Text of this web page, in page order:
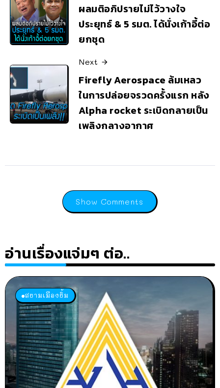
ผลมติอภิปรายไม่ไว้วางใจ
ประยุทธ์ & 5 รมต. ได้นั่งเก้าอี้ต่อ
ยกชุด
Next
Firefly Aerospace ล้มเหลว
ในการปล่อยจรวดครั้งแรก หลัง
Alpha rocket ระเบิดกลายเป็น
เพลิงกลางอากาศ
Show Comments
อ่านเรื่องแจ่มๆ ต่อ..
สยามเมืองยิ้ม